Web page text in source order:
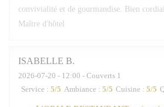
convivialité et de gourmandise. Bien
Maître d'hôtel
ISABELLE B
2026-07-20 - 12:00 - Couverts 1
Service : 5/5 Ambiance : 5/5 Cuisine : 5/5